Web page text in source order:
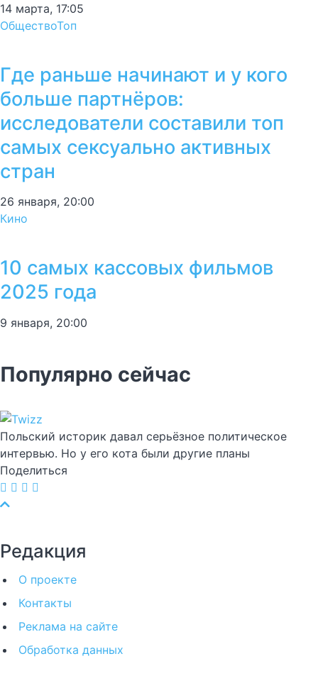
14 марта, 17:05
ОбществоТоп
Где раньше начинают и у кого
больше партнёров:
исследователи составили топ
самых сексуально активных
стран
26 января, 20:00
Кино
10 самых кассовых фильмов
2025 года
9 января, 20:00
Популярно сейчас
Польский историк давал серьёзное политическое
интервью. Но у его кота были другие планы
Поделиться
Редакция
О проекте
Контакты
Реклама на сайте
Обработка данных